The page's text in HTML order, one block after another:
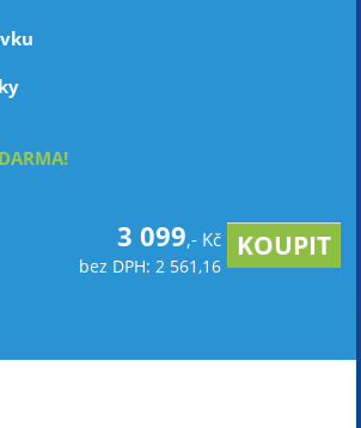
3 099,- Kč
bez DPH: 2 561,16